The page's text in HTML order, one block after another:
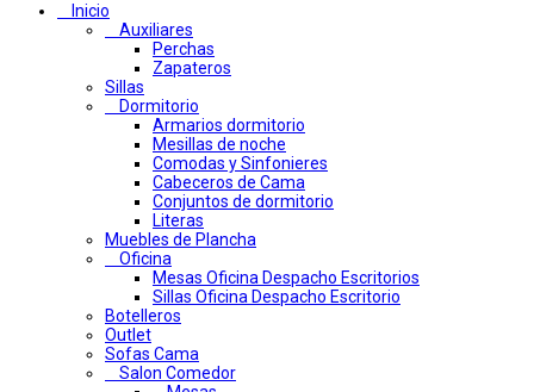
Inicio
Auxiliares
Perchas
Zapateros
Sillas
Dormitorio
Armarios dormitorio
Mesillas de noche
Comodas y Sinfonieres
Cabeceros de Cama
Conjuntos de dormitorio
Literas
Muebles de Plancha
Oficina
Mesas Oficina Despacho Escritorios
Sillas Oficina Despacho Escritorio
Botelleros
Outlet
Sofas Cama
Salon Comedor